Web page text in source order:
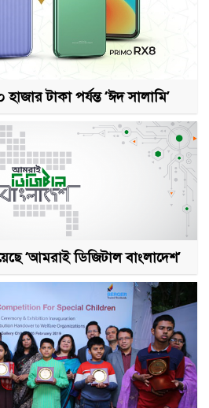
টাকা পর্যন্ত ‘ঈদ সালামি’
‘আমরাই ডিজিটাল বাংলাদেশ’